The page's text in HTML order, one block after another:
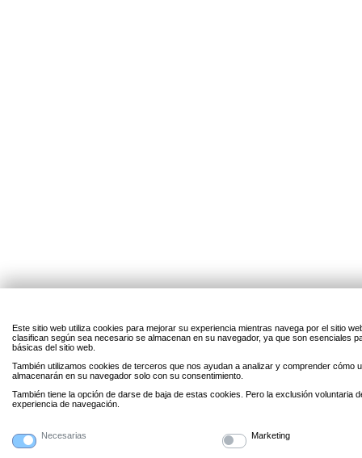
Este sitio web utiliza cookies para mejorar su experiencia mientras navega por el sitio
clasifican según sea necesario se almacenan en su navegador, ya que son esenciales
básicas del sitio web.
También utilizamos cookies de terceros que nos ayudan a analizar y comprender cómo
almacenarán en su navegador solo con su consentimiento.
También tiene la opción de darse de baja de estas cookies. Pero la exclusión voluntaria
experiencia de navegación.
Necesarias Marketing